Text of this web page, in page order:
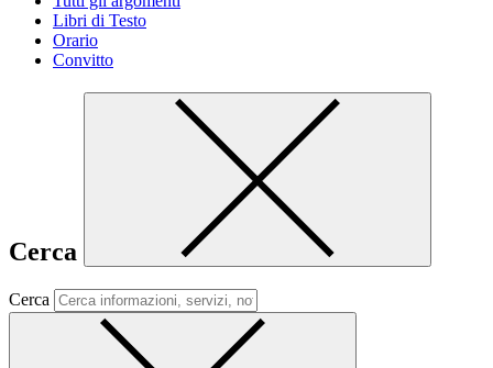
Libri di Testo
Orario
Convitto
Cerca
Cerca